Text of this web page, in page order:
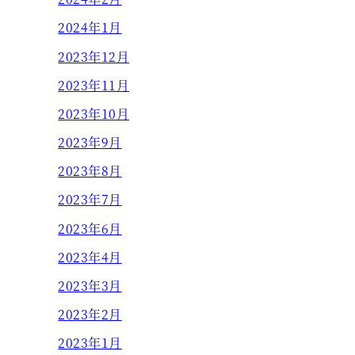
2024年1月
2023年12月
2023年11月
2023年10月
2023年9月
2023年8月
2023年7月
2023年6月
2023年4月
2023年3月
2023年2月
2023年1月